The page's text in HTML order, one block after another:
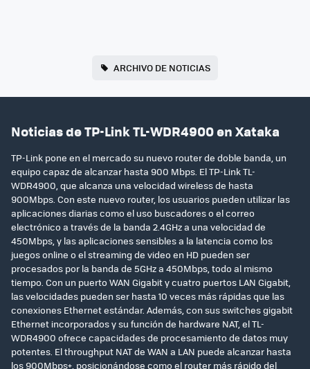
ARCHIVO DE NOTICIAS
Noticias de TP-Link TL-WDR4900 en Xataka
TP-Link pone en el mercado su nuevo router de doble banda, un
equipo capaz de alcanzar hasta 900 Mbps. El TP-Link TL-
WDR4900, que alcanza una velocidad wireless de hasta
900Mbps. Con este nuevo router, los usuarios pueden utilizar las
aplicaciones diarias como el uso buscadores o el correo
electrónico a través de la banda 2.4GHz a una velocidad de
450Mbps, y las aplicaciones sensibles a la latencia como los
juegos online o el streaming de video en HD pueden ser
procesados por la banda de 5GHz a 450Mbps, todo al mismo
tiempo. Con un puerto WAN Gigabit y cuatro puertos LAN Gigabit,
las velocidades pueden ser hasta 10 veces más rápidas que las
conexiones Ethernet estándar. Además, con sus switches gigabit
Ethernet incorporados y su función de hardware NAT, el TL-
WDR4900 ofrece capacidades de procesamiento de datos muy
potentes. El throughput NAT de WAN a LAN puede alcanzar hasta
los 900Mbps+, posicionándose como el router más rápido del